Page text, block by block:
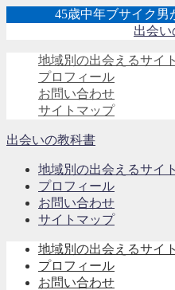
45歳中年ブサイク男
出会
地域別の出会えるサイト
プロフィール
お問い合わせ
サイトマップ
出会いの教科書
地域別の出会えるサイト
プロフィール
お問い合わせ
サイトマップ
地域別の出会えるサイト
プロフィール
お問い合わせ